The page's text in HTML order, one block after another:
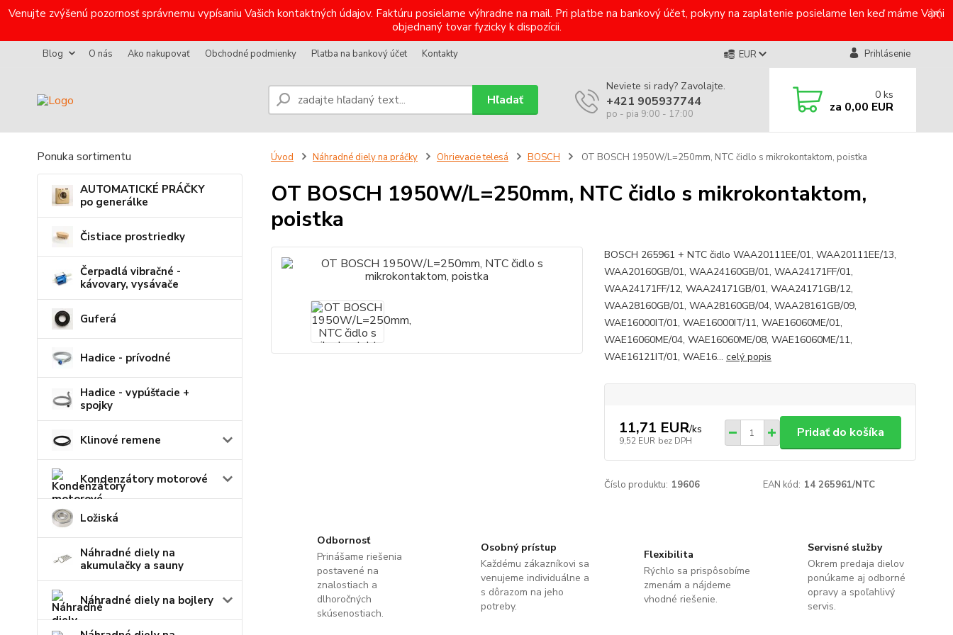
Venujte zvýšenú pozornosť správnemu vypísaniu Vašich kontaktných údajov. Faktúru posielame výhradne na mail. Pri platbe na bankový účet, pokyny na zaplatenie posielame len keď máme Vami
objednaný tovar fyzicky k dispozícii.
Blog O nás Ako nakupovať Obchodné podmienky Platba na bankový účet Kontakty EUR Prihlásenie
Hľadať
Neviete si rady? Zavolajte.
+421 905937744
po - pia 9:00 - 17:00
0 ks
za 0,00 EUR
Ponuka sortimentu
AUTOMATICKÉ PRÁČKY
po generálke
Čistiace prostriedky
Čerpadlá vibračné -
kávovary, vysávače
Guferá
Hadice - prívodné
Hadice - vypúšťacie +
spojky
Klinové remene
Kondenzátory motorové
Ložiská
Náhradné diely na
akumulačky a sauny
Náhradné diely na bojlery
Úvod Náhradné diely na práčky Ohrievacie telesá BOSCH OT BOSCH 1950W/L=250mm, NTC čidlo s mikrokontaktom, poistka
OT BOSCH 1950W/L=250mm, NTC čidlo s mikrokontaktom,
poistka
BOSCH 265961 + NTC čidlo WAA20111EE/01, WAA20111EE/13,
WAA20160GB/01, WAA24160GB/01, WAA24171FF/01,
WAA24171FF/12, WAA24171GB/01, WAA24171GB/12,
WAA28160GB/01, WAA28160GB/04, WAA28161GB/09,
WAE16000IT/01, WAE16000IT/11, WAE16060ME/01,
WAE16060ME/04, WAE16060ME/08, WAE16060ME/11,
WAE16121IT/01, WAE16... celý popis
11,71 EUR/ks
9,52 EUR bez DPH
Pridať do košíka
Číslo produktu: 19606 EAN kód: 14 265961/NTC
Odbornosť
Prinášame riešenia
postavené na
znalostiach a
dlhoročných
skúsenostiach.
Osobný prístup
Každému zákazníkovi sa
venujeme individuálne a
s dôrazom na jeho
potreby.
Flexibilita
Rýchlo sa prispôsobíme
zmenám a nájdeme
vhodné riešenie.
Servisné služby
Okrem predaja dielov
ponúkame aj odborné
opravy a spoľahlivý
servis.